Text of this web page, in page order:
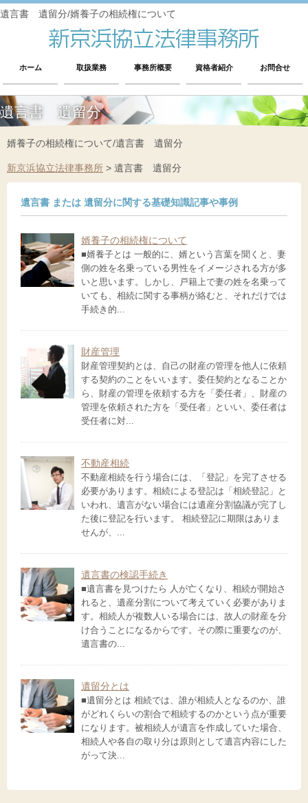
遺言書 遺留分/婿養子の相続権について
ホーム 取扱業務 事務所概要 資格者紹介 お問合せ
遺言書 遺留分
婿養子の相続権について/遺言書 遺留分
新京浜協立法律事務所 > 遺言書 遺留分
遺言書 または 遺留分に関する基礎知識記事や事例
婿養子の相続権について
■婿養子とは 一般的に、婿という言葉を聞くと、妻
側の姓を名乗っている男性をイメージされる方が多
いと思います。しかし、戸籍上で妻の姓を名乗って
いても、相続に関する事柄が絡むと、それだけでは
手続き的...
財産管理
財産管理契約とは、自己の財産の管理を他人に依頼
する契約のことをいいます。委任契約となることか
ら、財産の管理を依頼する方を「委任者」、財産の
管理を依頼された方を「受任者」といい、委任者は
受任者に対...
不動産相続
不動産相続を行う場合には、「登記」を完了させる
必要があります。相続による登記は「相続登記」と
いわれ、遺言がない場合には遺産分割協議が完了し
た後に登記を行います。 相続登記に期限はありま
せんが、...
遺言書の検認手続き
■遺言書を見つけたら 人が亡くなり、相続が開始さ
れると、遺産分割について考えていく必要がありま
す。相続人が複数人いる場合には、故人の財産を分
け合うことになるからです。その際に重要なのが、
遺言書の...
遺留分とは
■遺留分とは 相続では、誰が相続人となるのか、誰
がどれくらいの割合で相続するのかという点が重要
になります。被相続人が遺言を作成していた場合、
相続人や各自の取り分は原則として遺言内容にした
がって決...